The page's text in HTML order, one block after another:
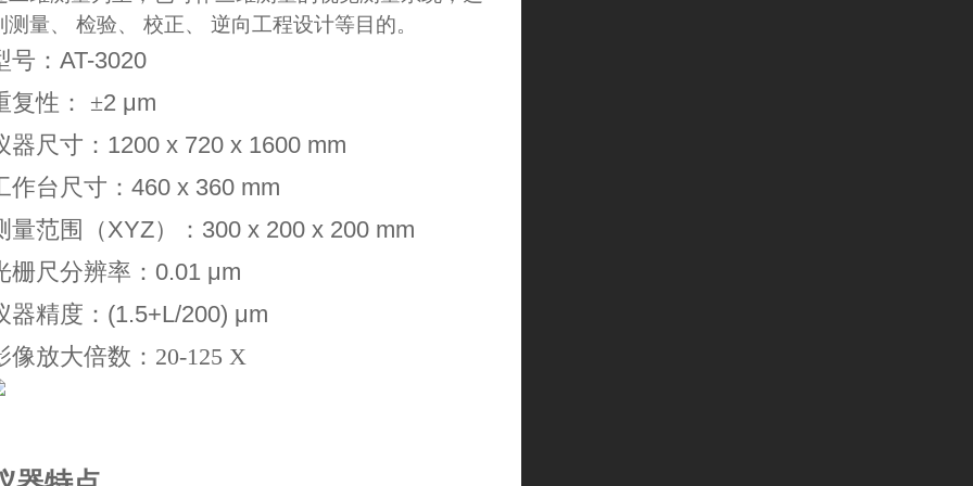
测量、 检验、 校正、 逆向工程设计等目的。
号：AT-3020
复性 ： ±2 μm
器尺寸： 1200 x 720 x 1600 mm
作台尺寸： 460 x 360 mm
量范围（XYZ）： 300 x 200 x 200 mm
栅尺分辨率： 0.01 μm
器精度： (1.5+L/200) μm
像放大倍数： 20-125 X